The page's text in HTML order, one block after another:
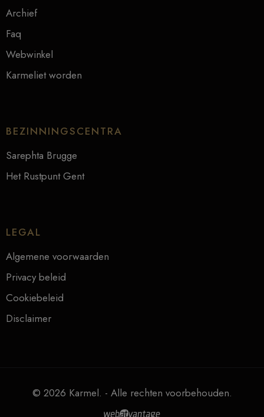
Archief
Faq
Webwinkel
Karmeliet worden
BEZINNINGSCENTRA
Sarephta Brugge
Het Rustpunt Gent
LEGAL
Algemene voorwaarden
Privacy beleid
Cookiebeleid
Disclaimer
© 2026 Karmel. - Alle rechten voorbehouden.